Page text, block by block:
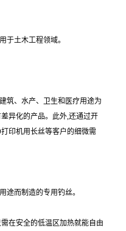
于土木工程领域。
筑、水产、卫生和医疗用途为
异化的产品。此外,还通过开
印机用长丝等客户的细微需
途而制造的专用钓丝。
在安全的低温区加热就能自由